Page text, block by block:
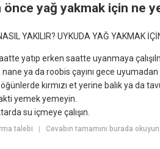
önce yağ yakmak için ne
YAKILIR? UYKUDA YAĞ YAKMAK
yatıp erken saatte uyanmaya
nane ya da roobis çayını gece
kırmızı et yerine balık ya da
yemek yemeyin.
su içmeye çalışın.
talebi | Cevabın tamamını burada